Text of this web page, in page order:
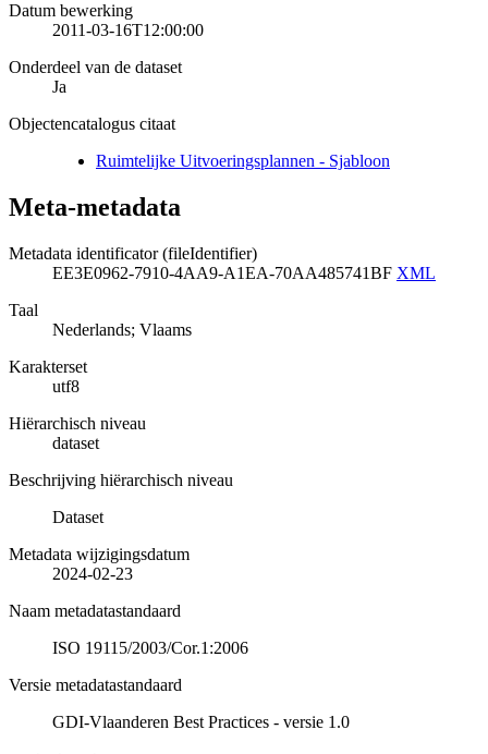
Datum bewerking
2011-03-16T12:00:00
Onderdeel van de dataset
Ja
Objectencatalogus citaat
Ruimtelijke Uitvoeringsplannen - Sjabloon
Meta-metadata
Metadata identificator (fileIdentifier)
EE3E0962-7910-4AA9-A1EA-70AA485741BF XML
Taal
Nederlands; Vlaams
Karakterset
utf8
Hiërarchisch niveau
dataset
Beschrijving hiërarchisch niveau
Dataset
Metadata wijzigingsdatum
2024-02-23
Naam metadatastandaard
ISO 19115/2003/Cor.1:2006
Versie metadatastandaard
GDI-Vlaanderen Best Practices - versie 1.0